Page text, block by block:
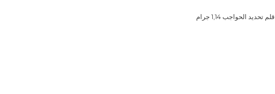
قلم تحديد الحواجب 1,14 جرام